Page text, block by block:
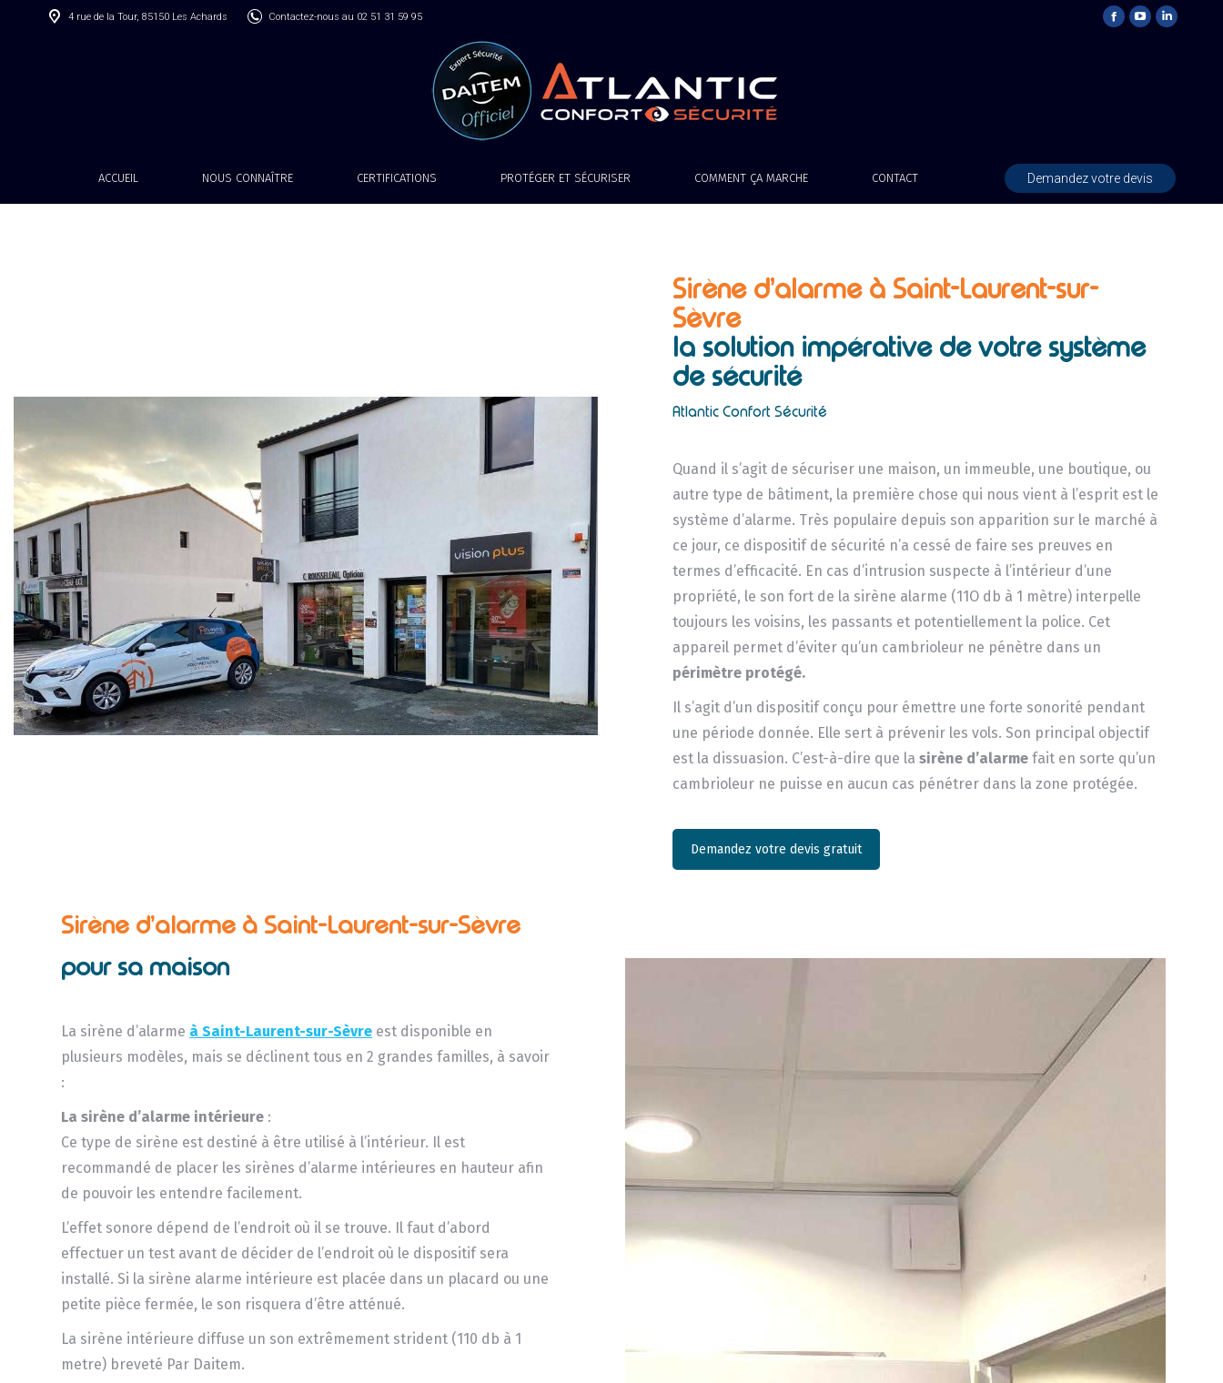
4 rue de la Tour, 85150 Les Achards Contactez-nous au 02 51 31 59 95
ACCUEIL NOUS CONNAÎTRE CERTIFICATIONS PROTÉGER ET SÉCURISER COMMENT ÇA MARCHE CONTACT Demandez votre devis
Sirène d’alarme à Saint-Laurent-sur-
Sèvre
la solution impérative de votre système
de sécurité
Atlantic Confort Sécurité
Quand il s’agit de sécuriser une maison, un immeuble, une boutique, ou
autre type de bâtiment, la première chose qui nous vient à l’esprit est le
système d’alarme. Très populaire depuis son apparition sur le marché à
ce jour, ce dispositif de sécurité n’a cessé de faire ses preuves en
termes d’efficacité. En cas d’intrusion suspecte à l’intérieur d’une
propriété, le son fort de la sirène alarme (11O db à 1 mètre) interpelle
toujours les voisins, les passants et potentiellement la police. Cet
appareil permet d’éviter qu’un cambrioleur ne pénètre dans un
périmètre protégé.
Il s’agit d’un dispositif conçu pour émettre une forte sonorité pendant
une période donnée. Elle sert à prévenir les vols. Son principal objectif
est la dissuasion. C’est-à-dire que lasirène d’alarme fait en sorte qu’un
cambrioleur ne puisse en aucun cas pénétrer dans la zone protégée.
Demandez votre devis gratuit
Sirène d’alarme à Saint-Laurent-sur-Sèvre
pour sa maison
La sirène d’alarme à Saint-Laurent-sur-Sèvre est disponible en
plusieurs modèles, mais se déclinent tous en 2 grandes familles, à savoir
:
La sirène d’alarme intérieure :
Ce type de sirène est destiné à être utilisé à l’intérieur. Il est
recommandé de placer les sirènes d’alarme intérieures en hauteur afin
de pouvoir les entendre facilement.
L’effet sonore dépend de l’endroit où il se trouve. Il faut d’abord
effectuer un test avant de décider de l’endroit où le dispositif sera
installé. Si la sirène alarme intérieure est placée dans un placard ou une
petite pièce fermée, le son risquera d’être atténué.
La sirène intérieure diffuse un son extrêmement strident (110 db à 1
metre) breveté Par Daitem.